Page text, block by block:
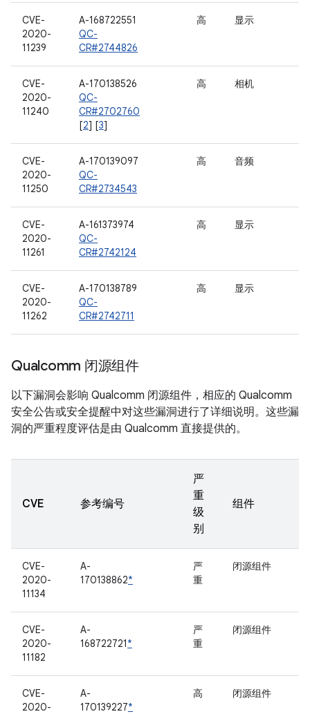
CVE-
2020-
11239
A-168722551
QC-
CR#2744826
高 显示
CVE-
2020-
11240
A-170138526
QC-
CR#2702760
[2] [3]
高 相机
CVE-
2020-
11250
A-170139097
QC-
CR#2734543
高 音频
CVE-
2020-
11261
A-161373974
QC-
CR#2742124
高 显示
CVE-
2020-
11262
A-170138789
QC-
CR#2742711
高 显示
Qualcomm 闭源组件
以下漏洞会影响 Qualcomm 闭源组件，相应的 Qualcomm
安全公告或安全提醒中对这些漏洞进行了详细说明。这些漏
洞的严重程度评估是由 Qualcomm 直接提供的。
CVE 参考编号
严
重
级
别
组件
CVE-
2020-
11134
A-
170138862*
严
重
闭源组件
CVE-
2020-
11182
A-
168722721*
严
重
闭源组件
CVE-
2020-
A-
170139227*
高 闭源组件